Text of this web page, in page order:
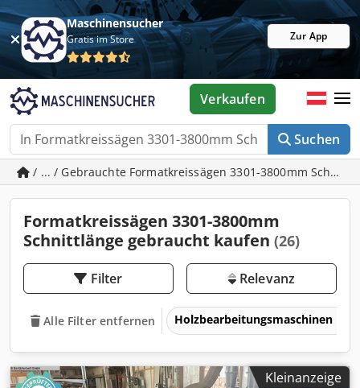
Maschinensucher
Gratis im Store Zur App
Suchen
Verkaufen
/ ... / Gebrauchte Formatkreissägen 3301-3800mm
Formatkreissägen 3301-3800mm
Schnittlänge gebraucht kaufen (26)
Filter Relevanz
Alle Filter entfernen Holzbearbeitungsmaschinen
Kleinanzeige